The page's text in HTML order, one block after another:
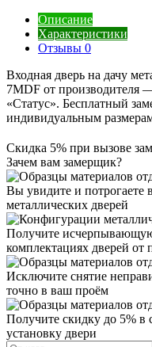
Описание
Характеристики
Отзывы 0
Входная дверь на дачу
7MDF от производителя
«Статус». Бесплатный
индивидуальным
Скидка 5% при вызове
Зачем вам замерщик?
Вы увидите и потрогаете
металлических дверей
Получите
комплектациях дверей от
Исключите снятие
точно в ваш проём
Получите скидку до 5% в
установку двери